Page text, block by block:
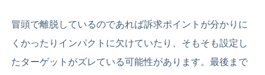
冒頭で離脱しているのであれば訴求ポイントが分かりに
くかったりインパクトに欠けていたり、そもそも設定し
たターゲットがズレている可能性があります。最後まで